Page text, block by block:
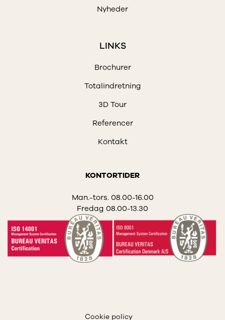
Nyheder
LINKS
Brochurer
Totalindretning
3D Tour
Referencer
Kontakt
KONTORTIDER
Man.-tors. 08.00-16.00
Fredag 08.00-13.30
Cookie policy